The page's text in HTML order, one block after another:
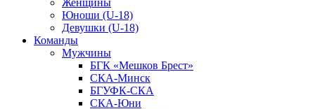
Женщины
Юноши (U-18)
Девушки (U-18)
Команды
Мужчины
БГК «Мешков Брест»
СКА-Минск
БГУФК-СКА
СКА-Юни